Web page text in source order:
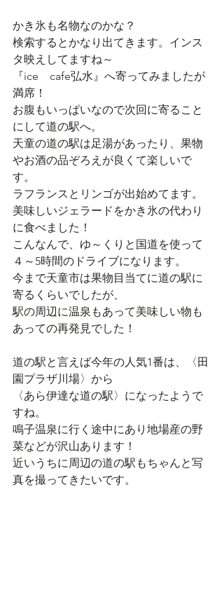
かき氷も名物なのかな？
検索するとかなり出てきます。インス
タ映えしてますね～
『ice　cafe弘水』へ寄ってみましたが
満席！
お腹もいっぱいなので次回に寄ること
にして道の駅へ。
天童の道の駅は足湯があったり、果物
やお酒の品ぞろえが良くて楽しいで
す。
ラフランスとリンゴが出始めてます。
美味しいジェラードをかき氷の代わり
に食べました！
こんなんで、ゆ～くりと国道を使って
４～5時間のドライブになります。
今まで天童市は果物目当てに道の駅に
寄るくらいでしたが、
駅の周辺に温泉もあって美味しい物も
あっての再発見でした！
道の駅と言えば今年の人気1番は、〈田
園プラザ川場〉から
〈あら伊達な道の駅〉になったようで
すね。
鳴子温泉に行く途中にあり地場産の野
菜などが沢山あります！
近いうちに周辺の道の駅もちゃんと写
真を撮ってきたいです。